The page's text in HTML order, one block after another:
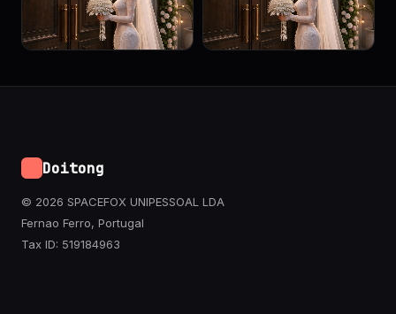
Doitong
© 2026 SPACEFOX UNIPESSOAL LDA
Fernao Ferro, Portugal
Tax ID: 519184963